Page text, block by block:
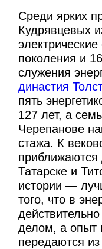
Среди ярких
Кудрявцевых
поколения и
служения
династия
пять
127 лет, а
Черепанове
стажа. К
приближаются
Татарске и
истории —
того, что в
делом, а опыт
передаются